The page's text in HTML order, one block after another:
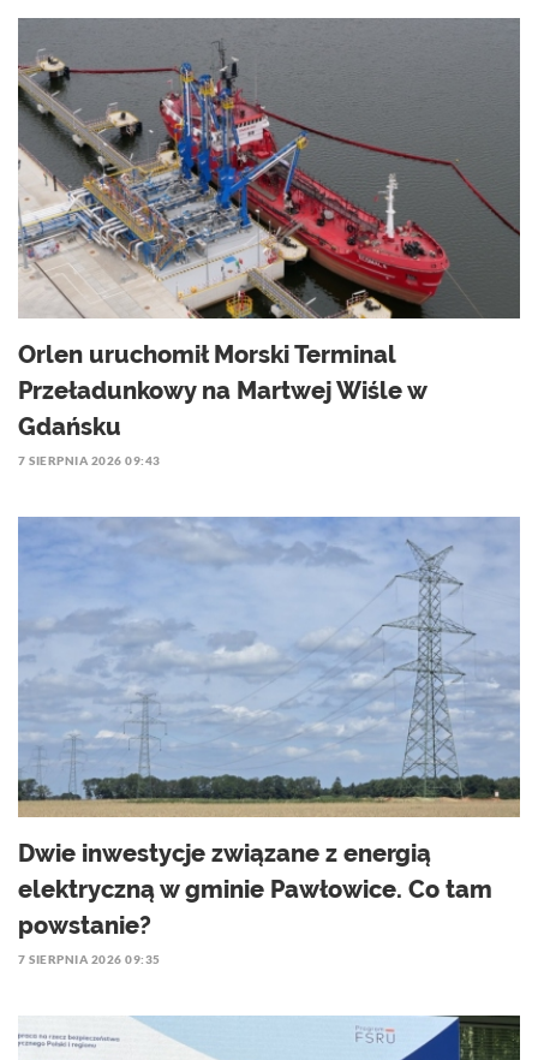
Orlen uruchomił Morski Terminal
Przeładunkowy na Martwej Wiśle w
Gdańsku
7 SIERPNIA 2026 09:43
Dwie inwestycje związane z energią
elektryczną w gminie Pawłowice. Co tam
powstanie?
7 SIERPNIA 2026 09:35